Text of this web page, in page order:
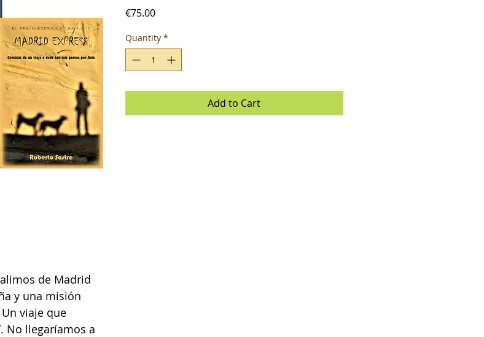
de Madrid
y una misión
viaje que
No llegaríamos a
€75.00Price
Quantity *
Add to Cart